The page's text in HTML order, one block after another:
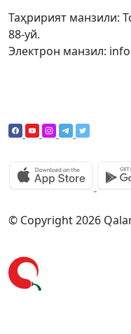
Таҳририят манзили:
88-уй.
Электрон манзил:
© Copyright 2026